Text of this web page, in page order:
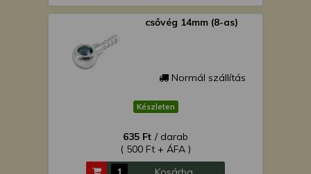
csővég 14mm (8-as)
Normál szállítás
Készleten
635 Ft / darab
( 500 Ft + ÁFA )